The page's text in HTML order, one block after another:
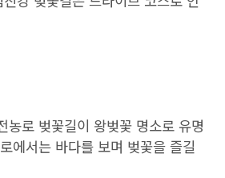
농로 벚꽃길이 왕벚꽃 명소로 유명
에서는 바다를 보며 벚꽃을 즐길